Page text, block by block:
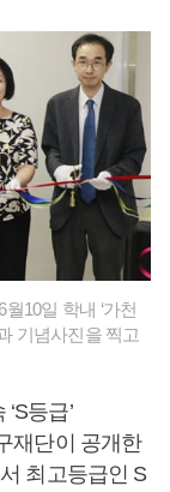
10일 학내 ‘가천
기념사진을 찍고
등급’
재단이 공개한
최고등급인 S